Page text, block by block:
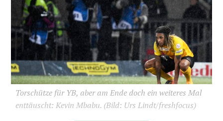
Torschütze für YB, aber am Ende doch ein weiteres Mal
enttäuscht: Kevin Mbabu. (Bild: Urs Lindt/freshfocus)